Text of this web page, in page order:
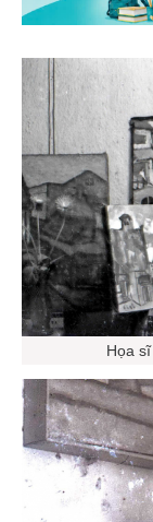
Họa